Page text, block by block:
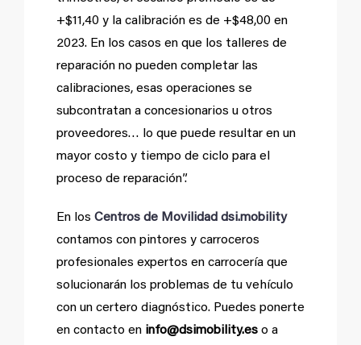
+$11,40 y la calibración es de +$48,00 en
2023. En los casos en que los talleres de
reparación no pueden completar las
calibraciones, esas operaciones se
subcontratan a concesionarios u otros
proveedores… lo que puede resultar en un
mayor costo y tiempo de ciclo para el
proceso de reparación”.
En los Centros de Movilidad dsi.mobility
contamos con pintores y carroceros
profesionales expertos en carrocería que
solucionarán los problemas de tu vehículo
con un certero diagnóstico. Puedes ponerte
en contacto en info@dsimobility.es o a